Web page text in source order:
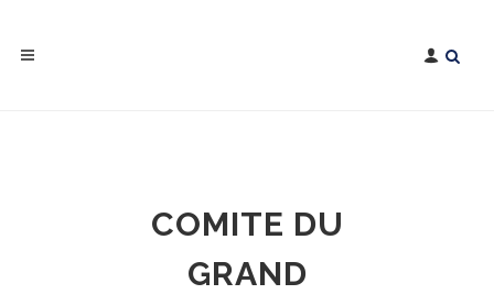
COMITE DU
GRAND